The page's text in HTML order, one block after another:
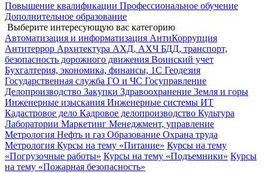
Повышение квалификации Профессиональное обучение
Дополнительное образование
Выберите интересующую вас категорию
Автоматизация и информатизация АнтиКоррупция
Антитеррор Архитектура АХД, АХЧ БДД, транспорт,
безопасность дорожного движения Воинский учет
Бухгалтерия, экономика, финансы, 1С Геодезия
Государственная служба ГО и ЧС Госуправление
Делопроизводство Закупки Здравоохранение Земля и горы
Инженерные изыскания Инженерные системы ИТ
Кадастровое дело Кадровое делопроизводство Культура
Лаборатории Маркетинг Менеджмент, управление
Метрология Нефть и газ Образование Охрана труда
Метрология Курсы на тему «Питание» Курсы на тему
«Погрузочные работы» Курсы на тему «Подъемники» Курсы
на тему «Пожарная безопасность»